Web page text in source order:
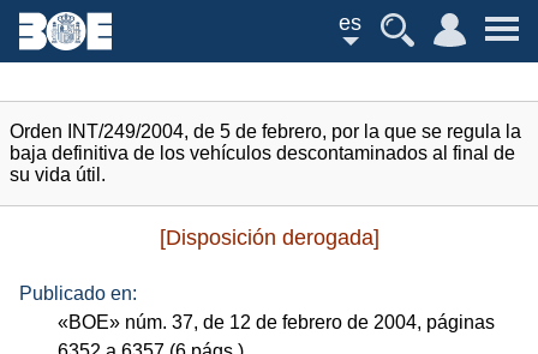
es
Orden INT/249/2004, de 5 de febrero, por la que se regula la
baja definitiva de los vehículos descontaminados al final de
su vida útil.
[Disposición derogada]
Publicado en:
«BOE» núm. 37, de 12 de febrero de 2004, páginas